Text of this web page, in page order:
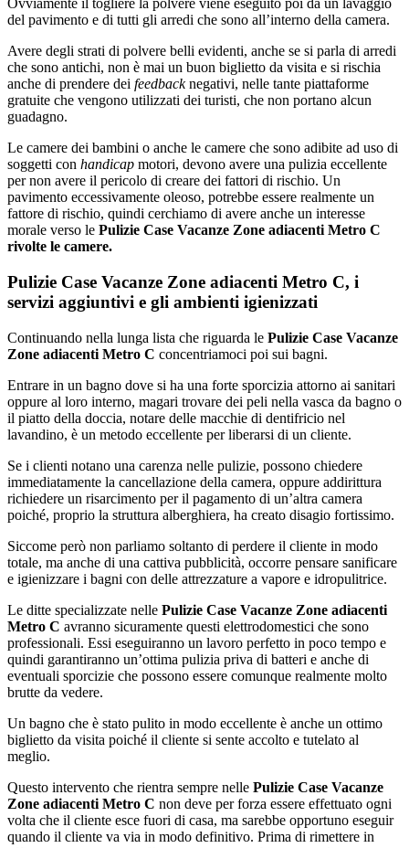
Ovviamente il togliere la polvere viene eseguito poi da un lavaggio
del pavimento e di tutti gli arredi che sono all’interno della camera.
Avere degli strati di polvere belli evidenti, anche se si parla di arredi
che sono antichi, non è mai un buon biglietto da visita e si rischia
anche di prendere dei feedbacknegativi, nelle tante piattaforme
gratuite che vengono utilizzati dei turisti, che non portano alcun
guadagno.
Le camere dei bambini o anche le camere che sono adibite ad uso di
soggetti con handicap motori, devono avere una pulizia eccellente
per non avere il pericolo di creare dei fattori di rischio. Un
pavimento eccessivamente oleoso, potrebbe essere realmente un
fattore di rischio, quindi cerchiamo di avere anche un interesse
morale verso le Pulizie Case Vacanze Zone adiacenti Metro C
rivolte le camere.
Pulizie Case Vacanze Zone adiacenti Metro C, i
servizi aggiuntivi e gli ambienti igienizzati
Continuando nella lunga lista che riguarda le Pulizie Case Vacanze
Zone adiacenti Metro C concentriamoci poi sui bagni.
Entrare in un bagno dove si ha una forte sporcizia attorno ai sanitari
oppure al loro interno, magari trovare dei peli nella vasca da bagno o
il piatto della doccia, notare delle macchie di dentifricio nel
lavandino, è un metodo eccellente per liberarsi di un cliente.
Se i clienti notano una carenza nelle pulizie, possono chiedere
immediatamente la cancellazione della camera, oppure addirittura
richiedere un risarcimento per il pagamento di un’altra camera
poiché, proprio la struttura alberghiera, ha creato disagio fortissimo.
Siccome però non parliamo soltanto di perdere il cliente in modo
totale, ma anche di una cattiva pubblicità, occorre pensare sanificare
e igienizzare i bagni con delle attrezzature a vapore e idropulitrice.
Le ditte specializzate nelle Pulizie Case Vacanze Zone adiacenti
Metro C avranno sicuramente questi elettrodomestici che sono
professionali. Essi eseguiranno un lavoro perfetto in poco tempo e
quindi garantiranno un’ottima pulizia priva di batteri e anche di
eventuali sporcizie che possono essere comunque realmente molto
brutte da vedere.
Un bagno che è stato pulito in modo eccellente è anche un ottimo
biglietto da visita poiché il cliente si sente accolto e tutelato al
meglio.
Questo intervento che rientra sempre nelle Pulizie Case Vacanze
Zone adiacenti Metro C non deve per forza essere effettuato ogni
volta che il cliente esce fuori di casa, ma sarebbe opportuno eseguir
quando il cliente va via in modo definitivo. Prima di rimettere in